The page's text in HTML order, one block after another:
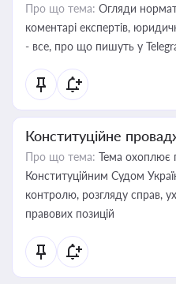
Про що тема: Огляди
коментарі експертів,
- все, про що пишуть у
Конституційне
Про що тема: Тема охоплює
Конституційним Судом
контролю, розгляду справ,
правових позицій